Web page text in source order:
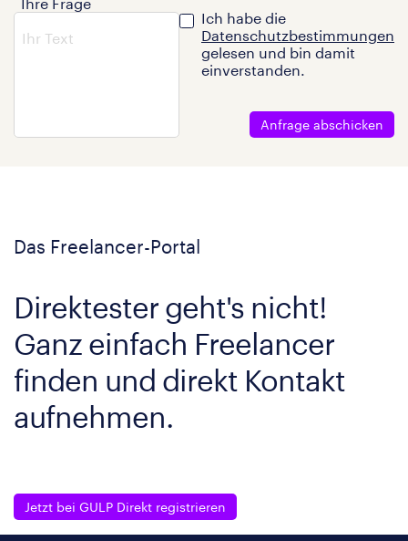
Ich habe die
Datenschutzbestimmungen
gelesen und bin damit
einverstanden.
Anfrage abschicken
Das Freelancer-Portal
Direktester geht's nicht!
Ganz einfach Freelancer
finden und direkt Kontakt
aufnehmen.
Jetzt bei GULP Direkt registrieren